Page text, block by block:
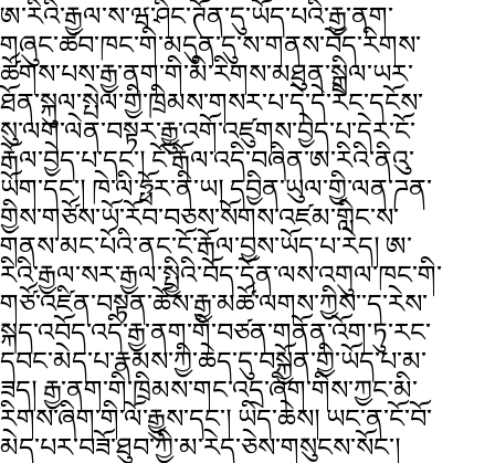
ཨ་རིའི་རྒྱལ་ས་ཝ་ཤིང་ཊོན་དུ་ཡོད་པའི་རྒྱ་ནག་
གཞུང་ཚབ་ཁང་གི་མདུན་དུ་ས་གནས་བོད་རིགས་
ཚོགས་པས་རྒྱ་ནག་གི་མི་རིགས་མཐུན་སྒྲིལ་ཡར་
ཐོན་སྐུལ་སྤེལ་གྱི་ཁྲིམས་གསར་པ་དེ་དེ་རིང་དངོས་
སུ་ལག་ལེན་བསྟར་རྒྱུ་འགོ་འཛུགས་བྱེད་པ་དེར་ངོ་
རྒོལ་བྱེད་པ་དང་། ངོ་རྒོལ་འདི་བཞིན་ཨ་རིའི་ནིའུ་
ཡོག་དང་། ཁེ་ལི་ཧྥོར་ནི་ཡ། དབྱིན་ཡུལ་གྱི་ལན་ཌན་
གྱིས་གཙོས་ཡོ་རོབ་བཅས་སོགས་འཛམ་གླིང་ས་
གནས་མང་པོའི་ནང་ངོ་རྒོལ་བྱས་ཡོད་པ་རེད། ཨ་
རིའི་རྒྱལ་སར་རྒྱལ་སྤྱིའི་བོད་དོན་ལས་འགུལ་ཁང་གི་
གཙོ་འཛིན་བསྟན་ཆོས་རྒྱ་མཚོ་ལགས་ཀྱིས་་ད་རེས་
སྐད་འབོད་འདི་རྒྱ་ནག་གི་བཙན་གནོན་འོག་ཏུ་རང་
དབང་མེད་པ་རྣམས་ཀྱི་ཆེད་དུ་བསྐྱོན་གྱི་ཡོད་པ་མ་
ཟད། རྒྱ་ནག་གི་ཁྲིམས་གང་འདྲ་ཞིག་གིས་ཀྱང་མི་
རིགས་ཞིག་གི་ལོ་རྒྱུས་དང་། ཡིད་ཆེས། ཡང་ན་ངོ་བོ་
མེད་པར་བཟོ་ཐུབ་ཀྱི་མ་རེད་ཅེས་གསུངས་སོང་།